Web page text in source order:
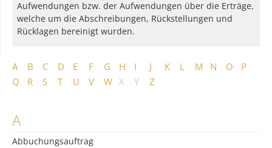
A B C D E F G H I J K L M N O
P
Q
R S T U V W X Y Z
A
Abbuchungsauftrag
Aufwendungen bzw. der Aufwendungen über die Erträge,
welche um die Abschreibungen, Rückstellungen und
Rücklagen bereinigt wurden.